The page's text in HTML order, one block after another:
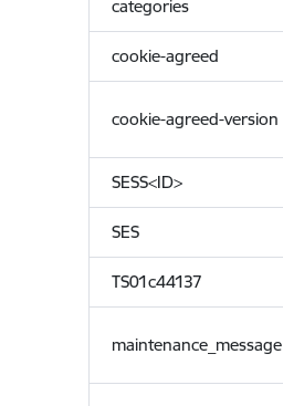
categories
cookie-agreed
cookie-agreed-version
SESS<ID>
SES
TS01c44137
maintenance_message